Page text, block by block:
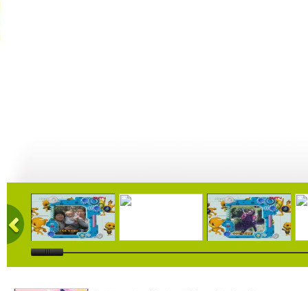
02:44 02:50 02:48